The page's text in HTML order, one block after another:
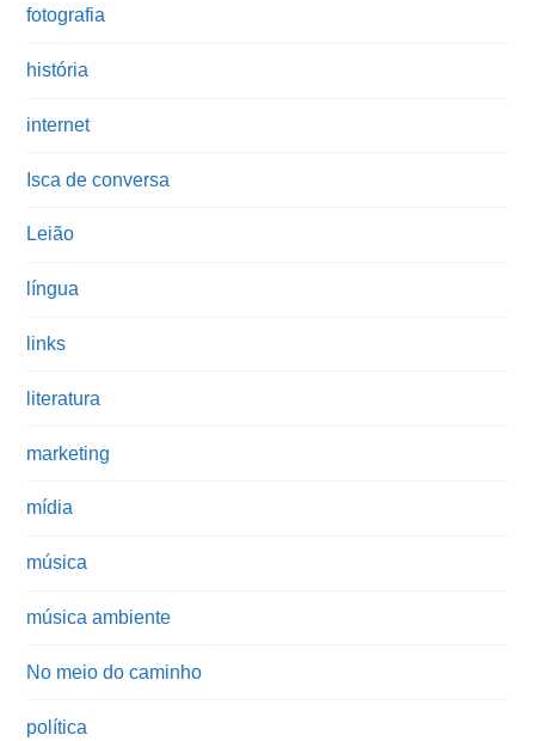
fotografia
história
internet
Isca de conversa
Leião
língua
links
literatura
marketing
mídia
música
música ambiente
No meio do caminho
política